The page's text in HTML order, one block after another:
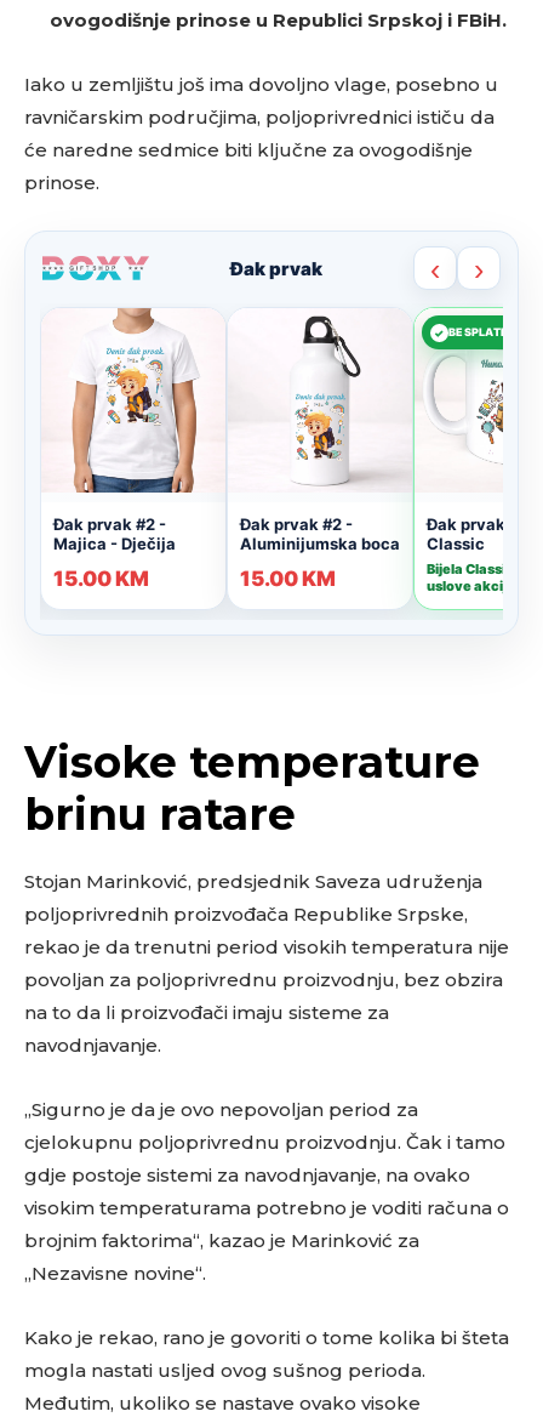
ovogodišnje prinose u Republici Srpskoj i FBiH.
Iako u zemljištu još ima dovoljno vlage, posebno u
ravničarskim područjima, poljoprivrednici ističu da
će naredne sedmice biti ključne za ovogodišnje
prinose.
Visoke temperature
brinu ratare
Stojan Marinković, predsjednik Saveza udruženja
poljoprivrednih proizvođača Republike Srpske,
rekao je da trenutni period visokih temperatura nije
povoljan za poljoprivrednu proizvodnju, bez obzira
na to da li proizvođači imaju sisteme za
navodnjavanje.
„Sigurno je da je ovo nepovoljan period za
cjelokupnu poljoprivrednu proizvodnju. Čak i tamo
gdje postoje sistemi za navodnjavanje, na ovako
visokim temperaturama potrebno je voditi računa o
brojnim faktorima“, kazao je Marinković za
„Nezavisne novine“.
Kako je rekao, rano je govoriti o tome kolika bi šteta
mogla nastati usljed ovog sušnog perioda.
Međutim, ukoliko se nastave ovako visoke